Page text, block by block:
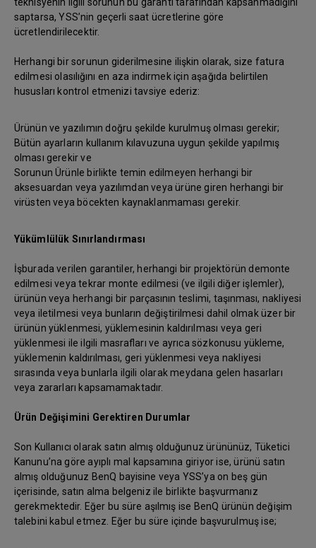
saptarsa, YSS’nin geçerli saat ücretlerine göre
ücretlendirilecektir.
Herhangi bir sorunun giderilmesine ilişkin olarak, size fatura
edilmesi olasılığını en aza indirmek için aşağıda belirtilen
hususları kontrol etmenizi tavsiye ederiz:
Ürünün ve yazılımın doğru şekilde kurulmuş olması gerekir;
Bütün ayarların kullanım kılavuzuna uygun şekilde yapılmış
olması gerekir ve
Sorunun Ürünle birlikte temin edilmeyen herhangi bir
aksesuardan veya yazılımdan veya ürüne giren herhangi bir
virüsten veya böcekten kaynaklanmaması gerekir.
Yükümlülük Sınırlandırması
İşburada verilen garantiler, herhangi bir projektörün demonte
edilmesi veya tekrar monte edilmesi (ve ilgili diğer işlemler),
ürünün veya herhangi bir parçasının teslimi, taşınması, nakliyesi
veya iletilmesi veya bunların değiştirilmesi dahil olmak üzer bir
ürünün yüklenmesi, yüklemesinin kaldırılması veya geri
yüklenmesi ile ilgili masrafları ve ayrıca sözkonusu yükleme,
yüklemenin kaldırılması, geri yüklenmesi veya nakliyesi
sırasında veya bunlarla ilgili olarak meydana gelen hasarları
veya zararları kapsamamaktadır.
Ürün Değişimini Gerektiren Durumlar
Son Kullanıcı olarak satın almış olduğunuz ürününüz, Tüketici
Kanunu’na göre ayıplı mal kapsamına giriyor ise, ürünü satın
almış olduğunuz BenQ bayisine veya YSS’ya on beş gün
içerisinde, satın alma belgeniz ile birlikte başvurmanız
gerekmektedir. Eğer bu süre aşılmış ise BenQ ürünün değişim
talebini kabul etmez. Eğer bu süre içinde başvurulmuş ise;